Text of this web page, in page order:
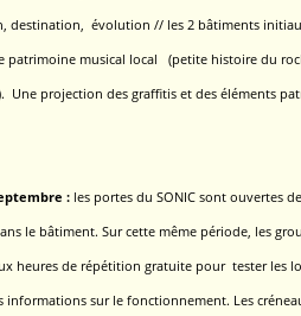
destination, évolution // les 2 bâtiments
patrimoine musical local (petite histoire du
Une projection des graffitis et des éléments
: les portes du SONIC sont ouvertes
le bâtiment. Sur cette même période, les
heures de répétition gratuite pour tester les
informations sur le fonctionnement. Les